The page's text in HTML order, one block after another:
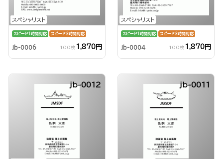
スペシャリスト
スピード1時間対応 スピード3時間対応
jb-0006 100枚 1,870円
スペシャリスト
スピード1時間対応 スピード3時間対応
jb-0004 100枚 1,870円
jb-0012 jb-0011